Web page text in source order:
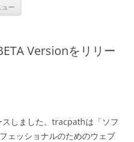
ュー
Versionをリリー
しました。tracpathは「ソフ
ェッショナルのためのウェブ